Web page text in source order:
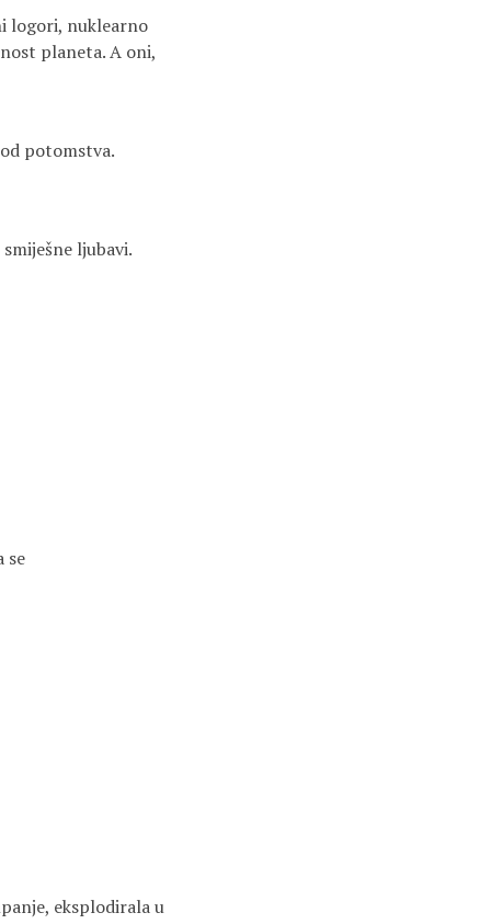
logori, nuklearno
planeta. A oni,
potomstva.
ljubavi.
se
eksplodirala u